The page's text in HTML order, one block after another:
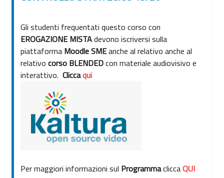
Gli studenti frequentati questo corso con
EROGAZIONE MISTAdevono iscriversi sulla
piattaforma Moodle SMEanche al relativo anche al
relativo corso BLENDEDcon materiale audiovisivo e
interattivo. Cliccaqui
Per maggiori informazioni sul ProgrammacliccaQUI